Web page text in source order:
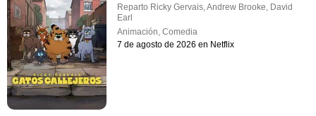
Reparto Ricky Gervais ,Andrew Brooke David
Earl
Animación ,Comedia
7 de agosto de 2026 en Netflix